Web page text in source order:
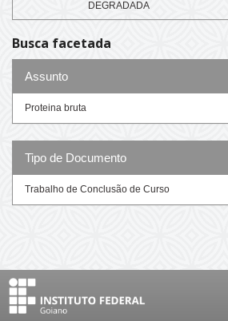
DEGRADADA
Busca facetada
Assunto
Proteina bruta
Tipo de Documento
Trabalho de Conclusão de Curso